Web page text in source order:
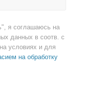
я соглашаюсь на
данных в соотв. с
условиях и для
на обработку